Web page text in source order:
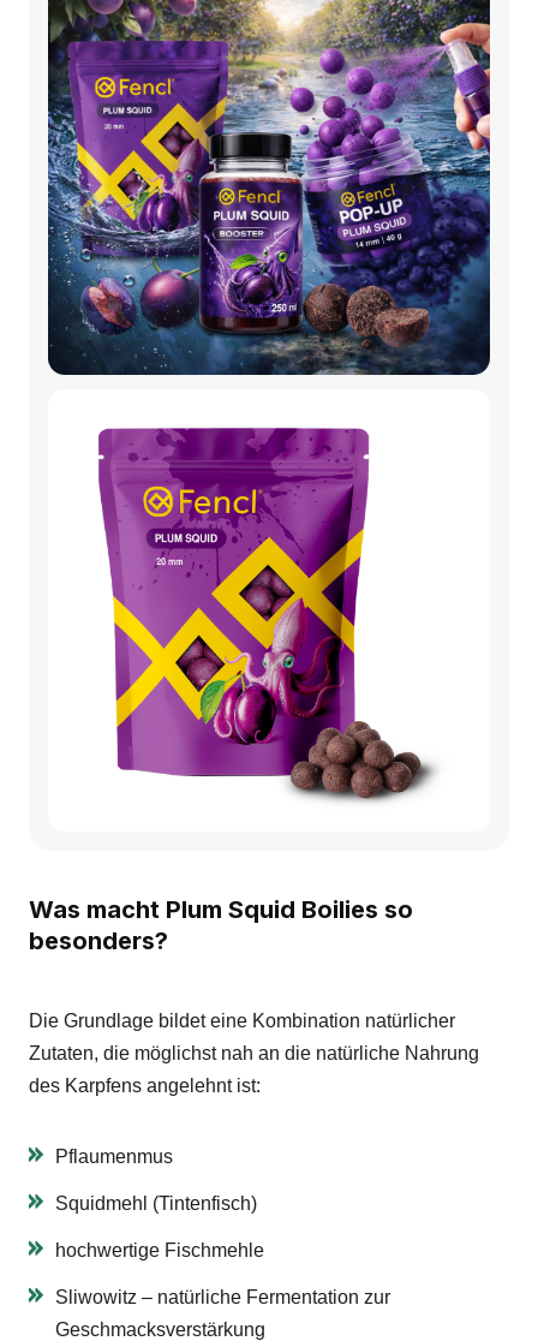
Was macht Plum Squid Boilies so
besonders?
Die Grundlage bildet eine Kombination natürlicher
Zutaten, die möglichst nah an die natürliche Nahrung
des Karpfens angelehnt ist:
Pflaumenmus
Squidmehl (Tintenfisch)
hochwertige Fischmehle
Sliwowitz – natürliche Fermentation zur
Geschmacksverstärkung